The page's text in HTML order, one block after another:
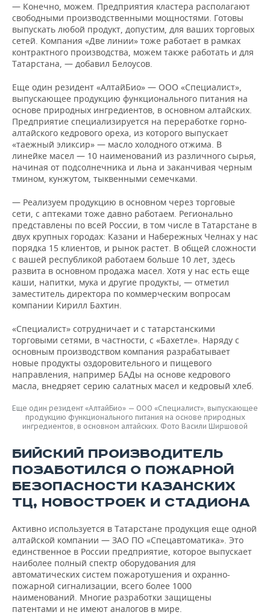
— Конечно, можем. Предприятия кластера располагают
свободными производственными мощностями. Готовы
выпускать любой продукт, допустим, для ваших торговых
сетей. Компания «Две линии» тоже работает в рамках
контрактного производства, можем также работать и для
Татарстана, — добавил Белоусов.
Еще один резидент «АлтайБио» — ООО «Специалист»,
выпускающее продукцию функционального питания на
основе природных ингредиентов, в основном алтайских.
Предприятие специализируется на переработке горно-
алтайского кедрового ореха, из которого выпускает
«таежный эликсир» — масло холодного отжима. В
линейке масел — 10 наименований из различного сырья,
начиная от подсолнечника и льна и заканчивая черным
тмином, кунжутом, тыквенными семечками.
— Реализуем продукцию в основном через торговые
сети, с аптеками тоже давно работаем. Регионально
представлены по всей России, в том числе в Татарстане в
двух крупных городах: Казани и Набережных Челнах у нас
порядка 15 клиентов, и рынок растет. В общей сложности
с вашей республикой работаем больше 10 лет, здесь
развита в основном продажа масел. Хотя у нас есть еще
каши, напитки, мука и другие продукты, — отметил
заместитель директора по коммерческим вопросам
компании Кирилл Бахтин.
«Специалист» сотрудничает и с татарстанскими
торговыми сетями, в частности, с «Бахетле». Наряду с
основным производством компания разрабатывает
новые продукты оздоровительного и пищевого
направления, например БАДы на основе кедрового
масла, внедряет серию салатных масел и кедровый хлеб.
Еще один резидент «АлтайБио» — ООО «Специалист», выпускающее
продукцию функционального питания на основе природных
ингредиентов, в основном алтайских. Фото Васили Ширшовой
БИЙСКИЙ ПРОИЗВОДИТЕЛЬ
ПОЗАБОТИЛСЯ О ПОЖАРНОЙ
БЕЗОПАСНОСТИ КАЗАНСКИХ
ТЦ, НОВОСТРОЕК И СТАДИОНА
Активно используется в Татарстане продукция еще одной
алтайской компании — ЗАО ПО «Спецавтоматика». Это
единственное в России предприятие, которое выпускает
наиболее полный спектр оборудования для
автоматических систем пожаротушения и охранно-
пожарной сигнализации, всего более 1000
наименований. Многие разработки защищены
патентами и не имеют аналогов в мире.